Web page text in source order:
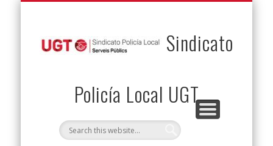
Sindicato
Policía Local UGT